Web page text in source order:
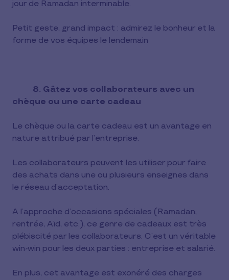
jour de Ramadan interminable.
Petit geste, grand impact : admirez le bonheur et la
forme de vos équipes le lendemain
8. Gâtez vos collaborateurs avec un
chèque ou une carte cadeau
Le chèque ou la carte cadeau est un avantage en
nature attribué par l’entreprise.
Les collaborateurs peuvent les utiliser pour faire
des achats dans une ou plusieurs enseignes dans
le réseau d’acceptation.
A l’approche d’occasions spéciales (Ramadan,
rentrée, Aïd, etc.), ce genre de cadeaux est très
plébiscité par les collaborateurs. C’est un véritable
win-win pour les deux parties : entreprise et salarié.
En plus, cet avantage est exonéré des charges